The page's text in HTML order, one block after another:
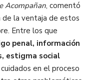
Acompañan, comentó
de la ventaja de estos
Entre los que
penal, información
estigma social
en el proceso